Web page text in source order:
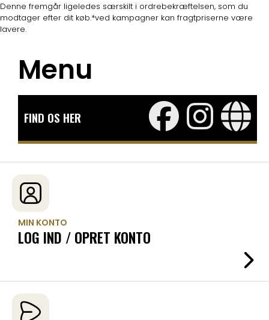
Denne fremgår ligeledes særskilt i ordrebekræftelsen, som du
modtager efter dit køb.*ved kampagner kan fragtpriserne være
lavere.
Menu
FIND OS HER
MIN KONTO
LOG IND / OPRET KONTO